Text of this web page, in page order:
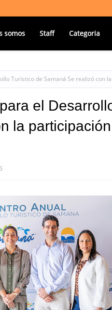
somos Staff Categoria
Turístico de Samaná Se realizó con
el
la